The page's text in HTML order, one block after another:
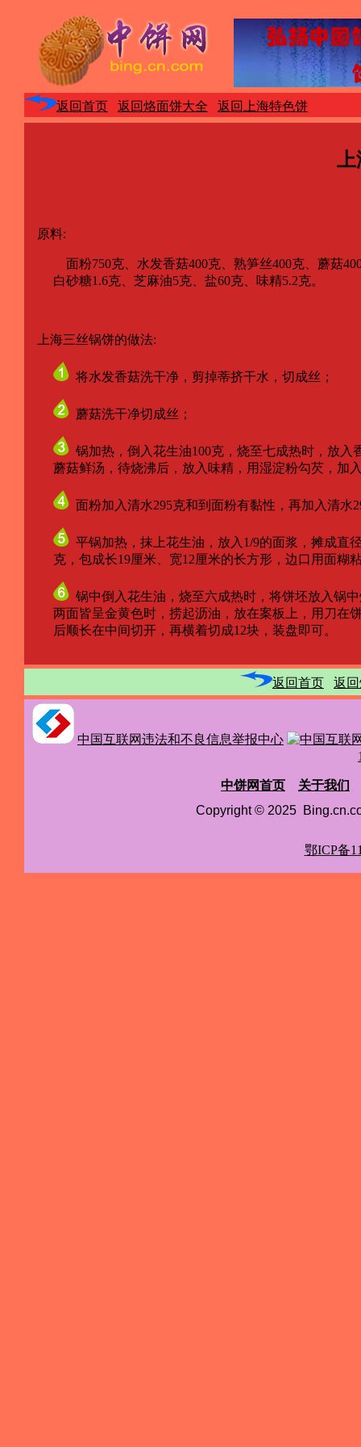
返回首页 返回烙面饼大全 返回上海特色饼
上
原料:
面粉750克、水发香菇400克、熟笋丝400克、蘑菇400
白砂糖1.6克、芝麻油5克、盐60克、味精5.2克。
上海三丝锅饼的做法:
将水发香菇洗干净，剪掉蒂挤干水，切成丝；
蘑菇洗干净切成丝；
锅加热，倒入花生油100克，烧至七成热时，放
蘑菇鲜汤，待烧沸后，放入味精，用湿淀粉勾芡，加
面粉加入清水295克和到面粉有黏性，再加入清水
平锅加热，抹上花生油，放入1/9的面浆，摊成直
克，包成长19厘米、宽12厘米的长方形，边口用面糊
锅中倒入花生油，烧至六成热时，将饼坯放入锅
两面皆呈金黄色时，捞起沥油，放在案板上，用刀在
后顺长在中间切开，再横着切成12块，装盘即可。
返回首页 返
中国互联网违法和不良信息举报中心
中饼网首页
关于我们
Copyright © 2025
鄂ICP备